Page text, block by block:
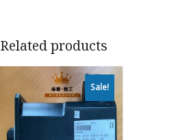
Related products
Sale!